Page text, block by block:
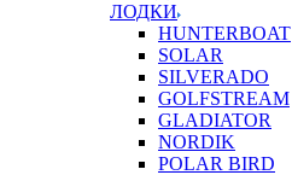
ЛОДКИ
HUNTERBOAT
SOLAR
SILVERADO
GOLFSTREAM
GLADIATOR
NORDIK
POLAR BIRD